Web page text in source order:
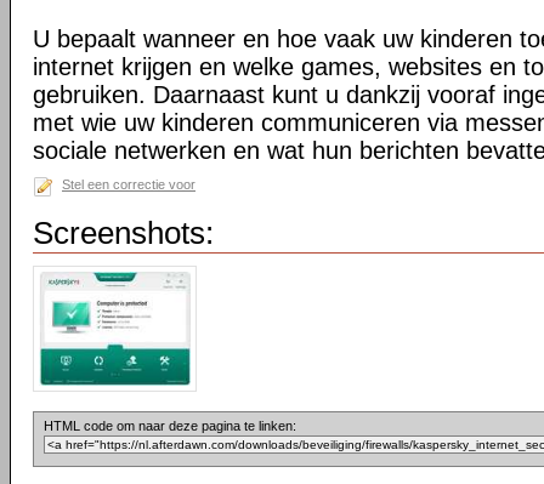
U bepaalt wanneer en hoe vaak uw kinderen
internet krijgen en welke games, websites en
gebruiken. Daarnaast kunt u dankzij vooraf
met wie uw kinderen communiceren via
sociale netwerken en wat hun berichten
Stel een correctie voor
Screenshots:
HTML code om naar deze pagina te linken: